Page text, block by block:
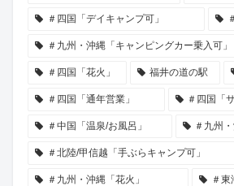
＃四国「デイキャンプ可」
＃九州・沖縄「キャンピングカー乗入可」
＃四国「花火」 福井の道の駅
＃四国「通年営業」 ＃四国「
＃中国「温泉/お風呂」 ＃九州
＃北陸/甲信越「手ぶらキャンプ可」
＃九州・沖縄「花火」 ＃東